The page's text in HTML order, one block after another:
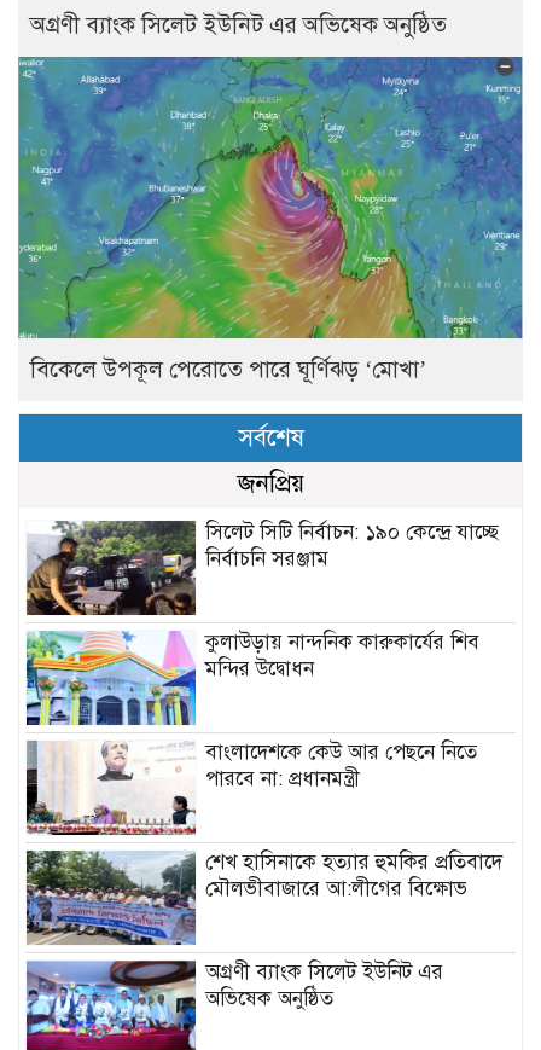
অগ্রণী ব্যাংক সিলেট ইউনিট এর অভিষেক অনুষ্ঠিত
বিকেলে উপকূল পেরোতে পারে ঘূর্ণিঝড় ‘মোখা’
সর্বশেষ
জনপ্রিয়
সিলেট সিটি নির্বাচন: ১৯০ কেন্দ্রে যাচ্ছে
নির্বাচনি সরঞ্জাম
কুলাউড়ায় নান্দনিক কারুকার্যের শিব
মন্দির উদ্বোধন
বাংলাদেশকে কেউ আর পেছনে নিতে
পারবে না: প্রধানমন্ত্রী
শেখ হাসিনাকে হত্যার হুমকির প্রতিবাদে
মৌলভীবাজারে আ:লীগের বিক্ষোভ
অগ্রণী ব্যাংক সিলেট ইউনিট এর
অভিষেক অনুষ্ঠিত